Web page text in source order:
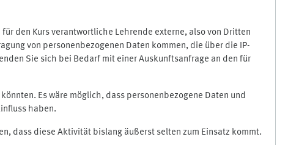
den Kurs verantwortliche Lehrende externe, also von Dritten
von personenbezogenen Daten kommen, die über die IP-
Sie sich bei Bedarf mit einer Auskunftsanfrage an den für
Es wäre möglich, dass personenbezogene Daten und
haben.
dass diese Aktivität bislang äußerst selten zum Einsatz kommt.